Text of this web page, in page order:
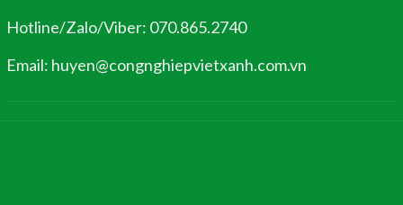
Hotline/Zalo/Viber: 070.865.2740
Email: huyen@congnghiepvietxanh.com.vn